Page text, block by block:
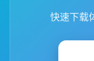
快速下载